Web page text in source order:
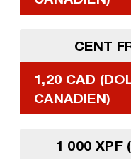
CENT
1,20 CAD
CANADIEN)
1 000 XPF